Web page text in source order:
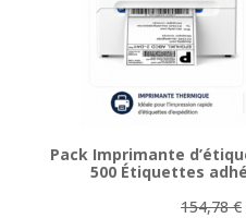
Pack Imprimante
500 Étiquettes
154,78€